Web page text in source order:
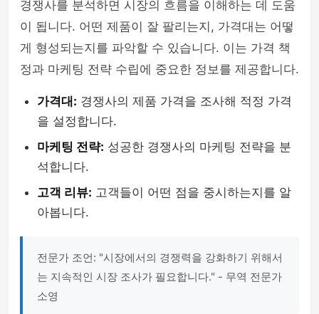
경쟁사를 분석하면 시장의 흐름을 이해하는 데 도움
이 됩니다. 어떤 제품이 잘 팔리는지, 가격대는 어떻
게 형성되는지를 파악할 수 있습니다. 이는 가격 책
정과 마케팅 전략 수립에 중요한 정보를 제공합니다.
가격대: 경쟁사의 제품 가격을 조사해 적정 가격
을 설정합니다.
마케팅 전략: 성공한 경쟁사의 마케팅 전략을 분
석합니다.
고객 리뷰: 고객들이 어떤 점을 중시하는지를 알
아봅니다.
전문가 조언: "시장에서의 경쟁력을 강화하기 위해서
는 지속적인 시장 조사가 필요합니다." - 무역 전문가
소영